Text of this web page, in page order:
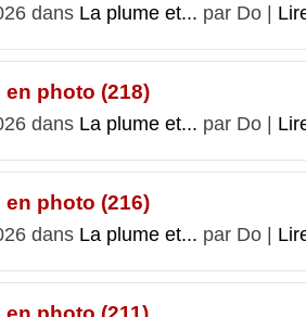
dans La plume et... par Do |
photo (218)
dans La plume et... par Do |
photo (216)
dans La plume et... par Do |